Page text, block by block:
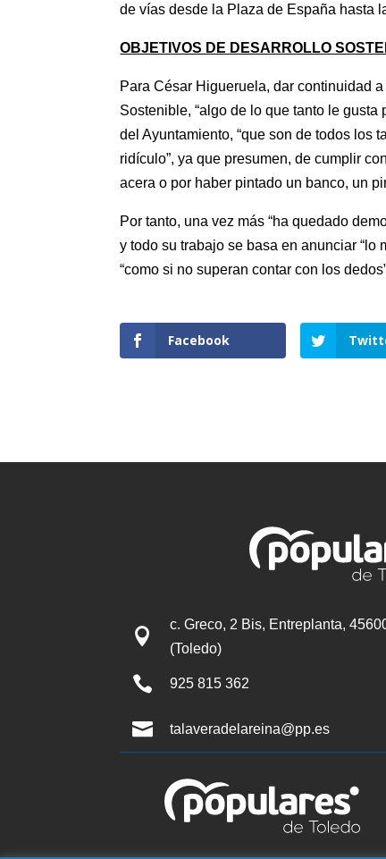
de vías desde la Plaza de España hasta
OBJETIVOS DE DESARROLLO
Para César Higueruela, dar continuidad
Sostenible, “algo de lo que tanto le
del Ayuntamiento, “que son de todos los
ridículo”, ya que presumen, de cumplir
acera o por haber pintado un banco, un
Por tanto, una vez más “ha quedado
y todo su trabajo se basa en anunciar “lo
“como si no superan contar con los
Facebook

c. Greco, 2 Bis, Entreplanta,
(Toledo)
 925 815 362
 talaveradelareina@pp.es